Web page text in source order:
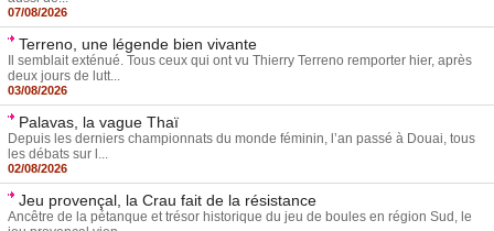
07/08/2026
Terreno, une légende bien vivante
Il semblait exténué. Tous ceux qui ont vu Thierry Terreno remporter hier, après
deux jours de lutt...
03/08/2026
Palavas, la vague Thaï
Depuis les derniers championnats du monde féminin, l’an passé à Douai, tous
les débats sur l...
02/08/2026
Jeu provençal, la Crau fait de la résistance
Ancêtre de la pétanque et trésor historique du jeu de boules en région Sud, le